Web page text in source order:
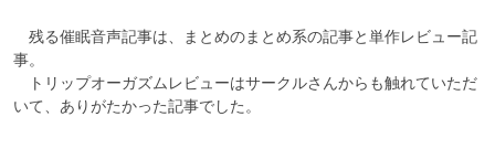
残る催眠音声記事は、まとめのまとめ系の記事と単作レビュー記
事。
トリップオーガズムレビューはサークルさんからも触れていただ
いて、ありがたかった記事でした。